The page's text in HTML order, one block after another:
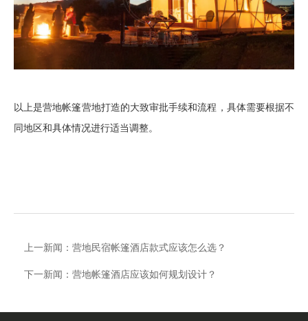
以上是营地帐篷营地打造的大致审批手续和流程，具体需要根据不
同地区和具体情况进行适当调整。
上一新闻： 营地民宿帐篷酒店款式应该怎么选？
下一新闻： 营地帐篷酒店应该如何规划设计？